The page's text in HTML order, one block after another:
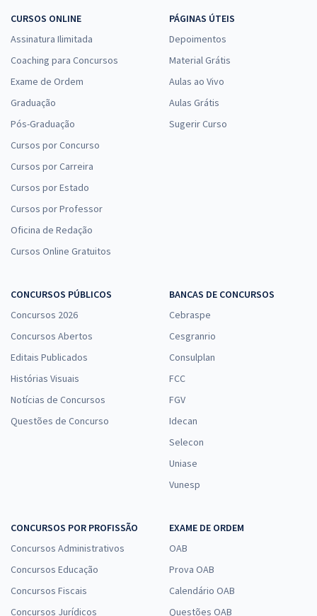
CURSOS ONLINE
Assinatura Ilimitada
Coaching para Concursos
Exame de Ordem
Graduação
Pós-Graduação
Cursos por Concurso
Cursos por Carreira
Cursos por Estado
Cursos por Professor
Oficina de Redação
Cursos Online Gratuitos
PÁGINAS ÚTEIS
Depoimentos
Material Grátis
Aulas ao Vivo
Aulas Grátis
Sugerir Curso
CONCURSOS PÚBLICOS
Concursos 2026
Concursos Abertos
Editais Publicados
Histórias Visuais
Notícias de Concursos
Questões de Concurso
BANCAS DE CONCURSOS
Cebraspe
Cesgranrio
Consulplan
FCC
FGV
Idecan
Selecon
Uniase
Vunesp
CONCURSOS POR PROFISSÃO
Concursos Administrativos
Concursos Educação
Concursos Fiscais
Concursos Jurídicos
EXAME DE ORDEM
OAB
Prova OAB
Calendário OAB
Questões OAB